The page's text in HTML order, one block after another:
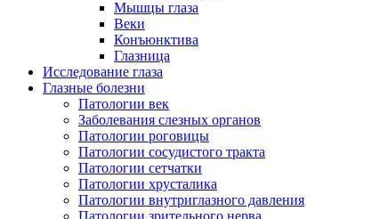
Мышцы глаза
Веки
Конъюнктива
Глазница
Исследование глаза
Глазные болезни
Патологии век
Заболевания слезных органов
Патологии роговицы
Патологии сосудистого тракта
Патологии сетчатки
Патологии хрусталика
Патологии внутриглазного давления
Патологии зрительного нерва